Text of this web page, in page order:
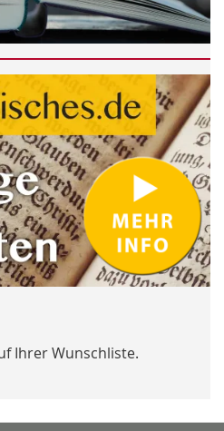
Ihrer Wunschliste.